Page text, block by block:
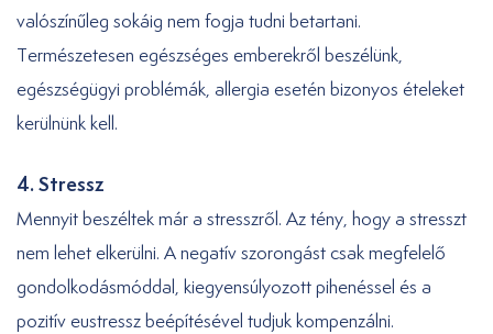
valószínűleg sokáig nem fogja tudni betartani.
Természetesen egészséges emberekről beszélünk,
egészségügyi problémák, allergia esetén bizonyos ételeket
kerülnünk kell.
4. Stressz
Mennyit beszéltek már a stresszről. Az tény, hogy a stresszt
nem lehet elkerülni. A negatív szorongást csak megfelelő
gondolkodásmóddal, kiegyensúlyozott pihenéssel és a
pozitív eustressz beépítésével tudjuk kompenzálni.